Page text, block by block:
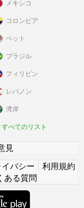
メキシコ
コロンビア
ペット
ブラジル
フィリピン
レバノン
湾岸
すべてのリスト
見
イバシー
利用規約
ある質問